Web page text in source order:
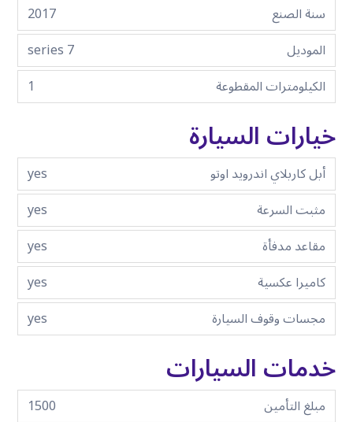
سنة الصنع
2017
الموديل
7 series
الكيلومترات المقطوعة
1
خيارات السيارة
أبل كاربلاي اندرويد اوتو
yes
مثبت السرعة
yes
مقاعد مدفأة
yes
كاميرا عكسية
yes
مجسات وقوف السيارة
yes
خدمات السيارات
مبلغ التأمين
1500